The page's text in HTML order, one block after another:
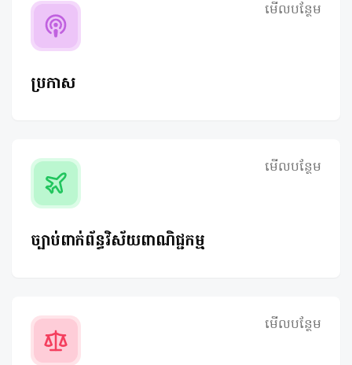
មើលបន្ថែម
ប្រកាស
មើលបន្ថែម
ច្បាប់ពាក់ព័ន្ធវិស័យពាណិជ្ជកម្ម
មើលបន្ថែម